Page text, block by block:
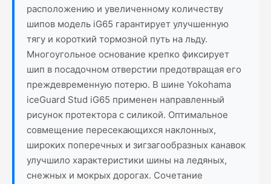
расположению и увеличенному количеству
шипов модель iG65 гарантирует улучшенную
тягу и короткий тормозной путь на льду.
Многоугольное основание крепко фиксирует
шип в посадочном отверстии предотвращая его
преждевременную потерю. В шине Yokohama
iceGuard Stud iG65 применен направленный
рисунок протектора с силикой. Оптимальное
совмещение пересекающихся наклонных,
широких поперечных и зигзагообразных канавок
улучшило характеристики шины на ледяных,
снежных и мокрых дорогах. Сочетание